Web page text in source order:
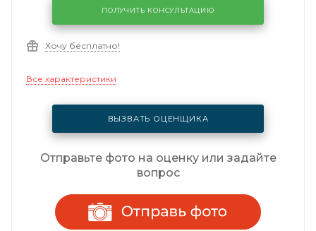
ПОЛУЧИТЬ КОНСУЛЬТАЦИЮ
Хочу бесплатно!
Все характеристики
ВЫЗВАТЬ ОЦЕНЩИКА
Отправьте фото на оценку или задайте
вопрос